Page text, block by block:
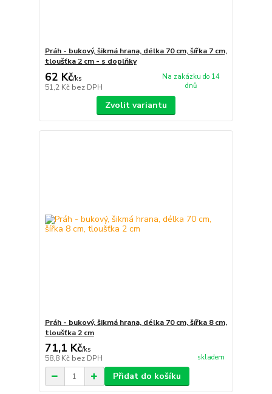
Práh - bukový, šikmá hrana, délka 70 cm, šířka 7 cm,
tloušťka 2 cm - s doplňky
62 Kč/ks
51,2 Kč bez DPH
Na zakázku do 14
dnů
Zvolit variantu
Práh - bukový, šikmá hrana, délka 70 cm, šířka 8 cm,
tloušťka 2 cm
71,1 Kč/ks
58,8 Kč bez DPH skladem
Přidat do košíku